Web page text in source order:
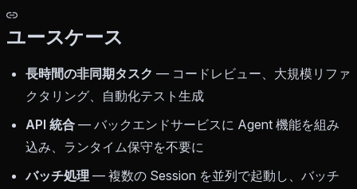
ユースケース
長時間の非同期タスク — コードレビュー、大規模リファ
クタリング、自動化テスト生成
API 統合 — バックエンドサービスに Agent 機能を組み
込み、ランタイム保守を不要に
バッチ処理 — 複数の Session を並列で起動し、バッチ